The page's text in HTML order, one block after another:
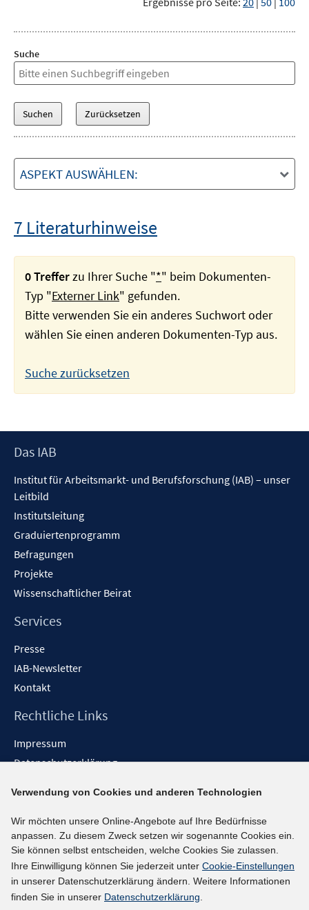
Suche
ASPEKT AUSWÄHLEN:
7 Literaturhinweise
0 Trefferzu Ihrer Suche "*" beim Dokumenten-
Typ "Externer Link" gefunden.
Bitte verwenden Sie ein anderes Suchwort oder
wählen Sie einen anderen Dokumenten-Typ aus.
Suche zurücksetzen
Footer
Das IAB
Institut für Arbeitsmarkt- und Berufsforschung (IAB) – unser
Leitbild
Institutsleitung
Graduiertenprogramm
Befragungen
Projekte
Wissenschaftlicher Beirat
Services
Presse
IAB-Newsletter
Kontakt
Rechtliche Links
Impressum
Datenschutzerklärung
Barrieren melden
Social-Media-Kanäle
BlueSky
YouTube
LinkedIn
Verwendung von Cookies und anderen Technologien
Wir möchten unsere Online-Angebote auf Ihre Bedürfnisse
anpassen. Zu diesem Zweck setzen wir sogenannte Cookies ein.
Sie können selbst entscheiden, welche Cookies Sie zulassen.
Ihre Einwilligung können Sie jederzeit unter Cookie-Einstellungen
in unserer Datenschutzerklärung ändern. Weitere Informationen
finden Sie in unserer Datenschutzerklärung.